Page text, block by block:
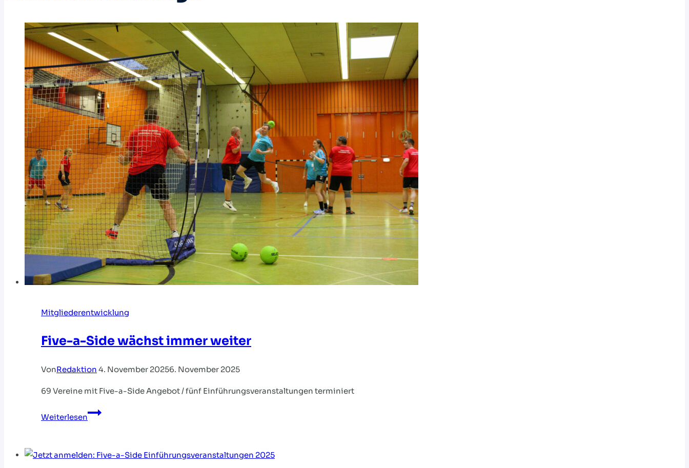
Mitgliederentwicklung
Five-a-Side wächst immer weiter
VonRedaktion 4. November 20256. November 2025
69 Vereine mit Five-a-Side Angebot / fünf Einführungsveranstaltungen terminiert
Weiterlesen
Five-
wächst